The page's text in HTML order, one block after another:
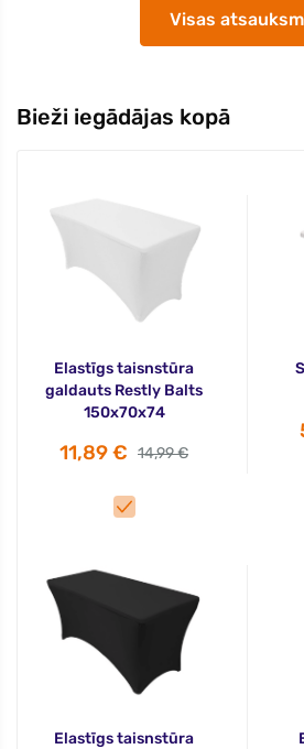
Visas
Bieži iegādājas kopā
Elastīgs taisnstūra
galdauts Restly Balts
150x70x74
11,89 € 14,99 €
Elastīgs taisnstūra